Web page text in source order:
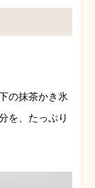
の抹茶かき氷
を、たっぷり